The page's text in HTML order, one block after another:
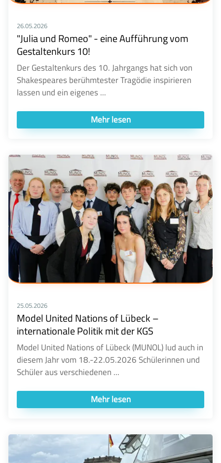
26.05.2026
"Julia und Romeo" - eine Aufführung vom
Gestaltenkurs 10!
Der Gestaltenkurs des 10. Jahrgangs hat sich von
Shakespeares berühmtester Tragödie inspirieren
lassen und ein eigenes ...
Mehr lesen
25.05.2026
Model United Nations of Lübeck –
internationale Politik mit der KGS
Model United Nations of Lübeck (MUNOL) lud auch in
diesem Jahr vom 18.-22.05.2026 Schülerinnen und
Schüler aus verschiedenen ...
Mehr lesen